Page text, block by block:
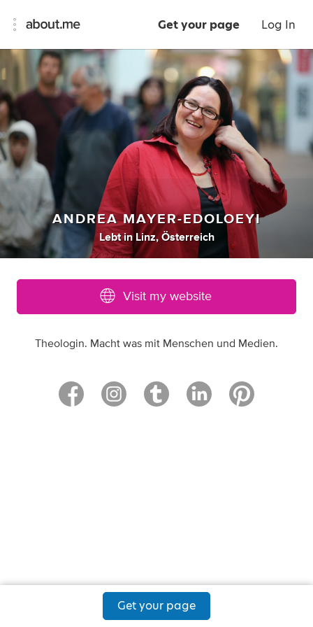
Get your page Log In
ANDREA MAYER-EDOLOEYI
Lebt in Linz, Österreich
Visit my website
Theologin. Macht was mit Menschen und Medien.
Get your page